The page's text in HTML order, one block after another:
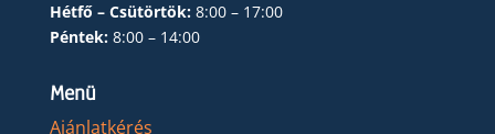
Hétfő – Csütörtök: 8:00 – 17:00
Péntek: 8:00 – 14:00
Menü
Ajánlatkérés